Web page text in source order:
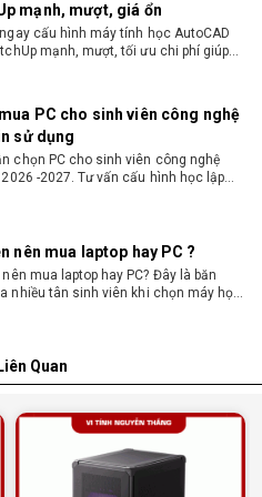
mạnh, mượt, giá ổn
cấu hình máy tính học AutoCAD
mạnh, mượt, tối ưu chi phí giúp
PC cho sinh viên công nghệ
sử dụng
chọn PC cho sinh viên công nghệ
-2027. Tư vấn cấu hình học lập
nên mua laptop hay PC ?
mua laptop hay PC? Đây là băn
nhiều tân sinh viên khi chọn máy học
Viên 15–20 Triệu 2026: Cấu
Đáng Tiền?
sinh viên 15–20 triệu phù hợp ngành
Khám phá cách chọn cấu hình,
màn hình và khả năng nâng cấp hợp lý.
Quan